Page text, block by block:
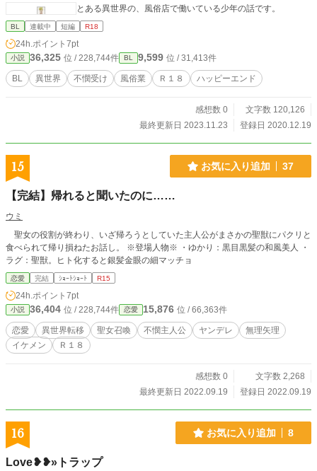
とある異世界の、風俗店で働いている少年の話です。
BL 連載中 短編 R18
24h.ポイント 7pt
小説 36,325 位 / 228,744件 BL 9,599 位 / 31,413件
BL 異世界 不憫受け 風俗業 Ｒ１８ ハッピーエンド
感想数 0
文字数 120,126
最終更新日 2023.11.23
登録日 2020.12.19
15 お気に入り追加 37
【完結】帰れると聞いたのに……
ウミ
聖女の役割が終わり、いざ帰ろうとしていた主人公がまさかの聖獣にパクリと
食べられて帰り損ねたお話し。 ※登場人物※ ・ゆかり：黒目黒髪の和風美人 ・
ラグ：聖獣。ヒト化すると銀髪金眼の細マッチョ
恋愛 完結 ｼｮｰﾄｼｮｰﾄ R15
24h.ポイント 7pt
小説 36,404 位 / 228,744件 恋愛 15,876 位 / 66,363件
恋愛 異世界転移 聖女召喚 不憫主人公 ヤンデレ
無理矢理
イケメン
Ｒ１８
感想数 0
文字数 2,268
最終更新日 2022.09.19
登録日 2022.09.19
16 お気に入り追加 8
Love❥❥»トラップ